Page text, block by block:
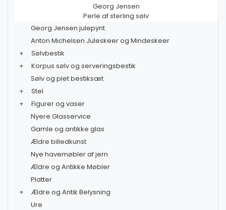
Georg Jensen
Perle af sterling sølv
Georg Jensen julepynt
Anton Michelsen Juleskeer og Mindeskeer
+
Sølvbestik
+
Korpus sølv og serveringsbestik
Sølv og plet bestiksæt
+
Stel
+
Figurer og vaser
Nyere Glasservice
Gamle og antikke glas
Ældre billedkunst
Nye havemøbler af jern
Ældre og Antikke Møbler
Platter
+
Ældre og Antik Belysning
Ure